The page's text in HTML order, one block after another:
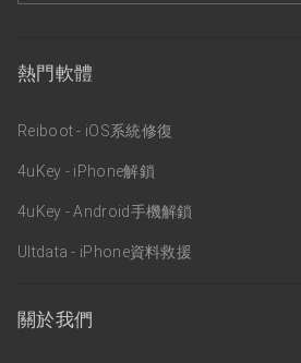
熱門軟體
Reiboot - iOS系統修復
4uKey - iPhone解鎖
4uKey - Android手機解鎖
Ultdata - iPhone資料救援
關於我們